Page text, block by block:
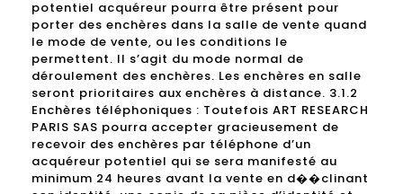
potentiel acquéreur pourra être présent pour
porter des enchères dans la salle de vente quand
le mode de vente, ou les conditions le
permettent. Il s’agit du mode normal de
déroulement des enchères. Les enchères en salle
seront prioritaires aux enchères à distance. 3.1.2
Enchères téléphoniques : Toutefois ART RESEARCH
PARIS SAS pourra accepter gracieusement de
recevoir des enchères par téléphone d’un
acquéreur potentiel qui se sera manifesté au
minimum 24 heures avant la vente en d��clinant